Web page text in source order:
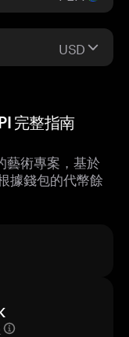
USD
完整指南
藝術專案，基於
據錢包的代幣餘